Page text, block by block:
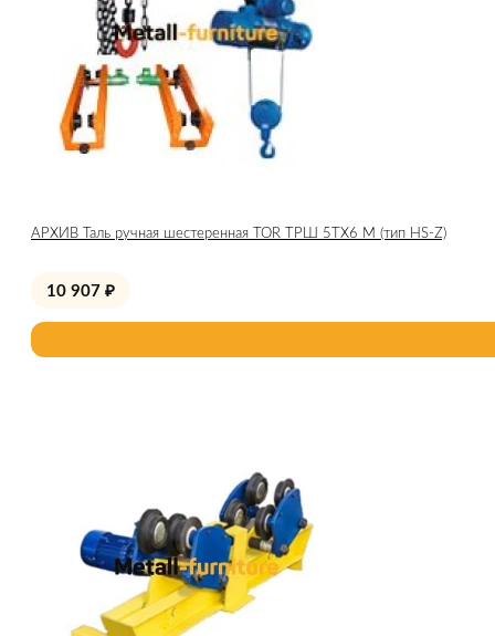
АРХИВ Таль ручная шестеренная TOR ТРШ 5ТХ6 М (тип HS-Z)
10 907 ₽